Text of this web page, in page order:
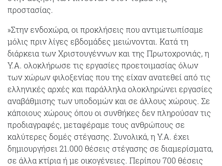
προστασίας.
»Στην ενδοχώρα, οι προκλήσεις που αντιμετωπίσαμε
μόλις πριν λίγες εβδομάδες μειώνονται. Κατά τη
διάρκεια των Χριστουγέννων και της Πρωτοχρονιάς, η
Υ.Α. ολοκλήρωσε τις εργασίες προετοιμασίας όλων
των χώρων φιλοξενίας που της είχαν ανατεθεί από τις
ελληνικές αρχές και παράλληλα ολοκληρώνει εργασίες
αναβάθμισης των υποδομών και σε άλλους χώρους. Σε
κάποιους χώρους όπου οι συνθήκες δεν πληρούσαν τις
προδιαγραφές, μεταφέραμε τους ανθρώπους σε
καλύτερες δομές στέγασης. Συνολικά, η Υ.Α. έχει
δημιουργήσει 21.000 θέσεις στέγασης σε διαμερίσματα,
σε άλλα κτίρια ή με οικογένειες. Περίπου 700 θέσεις